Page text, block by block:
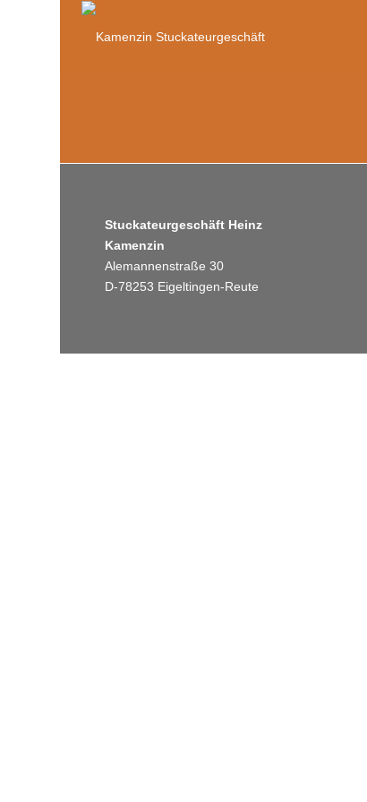
Stuckateurgeschäft Heinz
Kamenzin
Alemannenstraße 30
D-78253 Eigeltingen-Reute